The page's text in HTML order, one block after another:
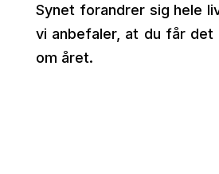
Synet forandrer sig hele
vi anbefaler, at du får det
om året.